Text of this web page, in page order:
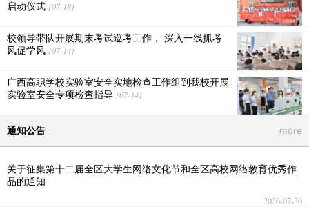
启动仪式 [07-18]
校领导带队开展期末考试巡考工作， 深入一线抓考
风促学风 [07-14]
广西高职学校实验室安全实地检查工作组到我校开展
实验室安全专项检查指导 [07-14]
通知公告 more
关于征集第十二届全区大学生网络文化节和全区高校网络教育优秀作
品的通知
2026-07-30